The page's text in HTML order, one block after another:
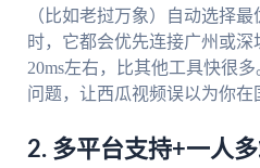
（比如老挝万象）自动选择
时，它都会优先连接广州或深
20ms左右，比其他工具快很
问题，让西瓜视频误以为你在
2. 多平台支持+一人